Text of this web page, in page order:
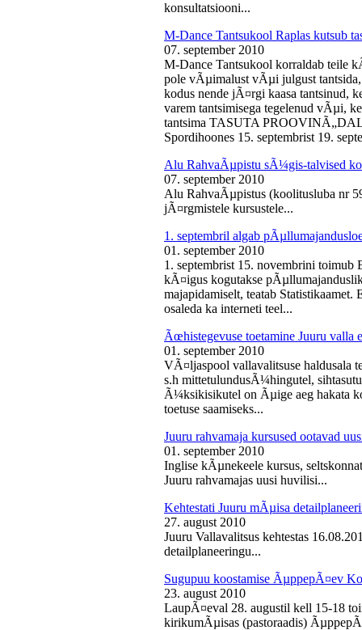
konsultatsiooni...
M-Dance Tantsukool Raplas kutsub
07. september 2010
M-Dance Tantsukool korraldab teile
pole vÃµimalust vÃµi julgust
kodus nende jÃ¤rgi kaasa tantsinud,
varem tantsimisega tegelenud vÃµi,
tantsima TASUTA
Spordihoones 15. septembrist 19.
Alu RahvaÃµpistu sÃ¼gis-talvised
07. september 2010
Alu RahvaÃµpistus (koolitusluba nr
jÃ¤rgmistele kursustele...
1. septembril algab
01. september 2010
1. septembrist 15. novembrini toimub
kÃ¤igus kogutakse
majapidamiselt, teatab Statistikaamet.
osaleda ka interneti teel...
Ãœhistegevuse toetamine Juuru valla
01. september 2010
VÃ¤ljaspool vallavalitsuse haldusala
s.h mittetulundusÃ¼hingutel,
Ã¼ksikisikutel on Ãµige aeg hakata
toetuse saamiseks...
Juuru rahvamaja kursused ootavad
01. september 2010
Inglise kÃµnekeele kursus,
Juuru rahvamajas uusi huvilisi...
Kehtestati Juuru mÃµisa
27. august 2010
Juuru Vallavalitsus kehtestas
detailplaneeringu...
Sugupuu koostamise ÃµppepÃ¤ev
23. august 2010
LaupÃ¤eval 28. augustil kell 15-18
kirikumÃµisas (pastoraadis)